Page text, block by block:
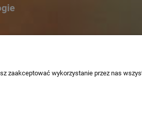
zaakceptować wykorzystanie przez nas